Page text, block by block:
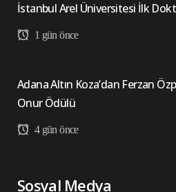
İstanbul Arel Üniversitesi İlk
1 gün önce
Adana Altın Koza’dan Ferzan
Onur Ödülü
4 gün önce
Sosyal Medya